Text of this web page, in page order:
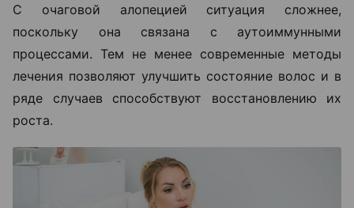
С очаговой алопецией ситуация сложнее,
поскольку она связана с аутоиммунными
процессами. Тем не менее современные методы
лечения позволяют улучшить состояние волос и в
ряде случаев способствуют восстановлению их
роста.